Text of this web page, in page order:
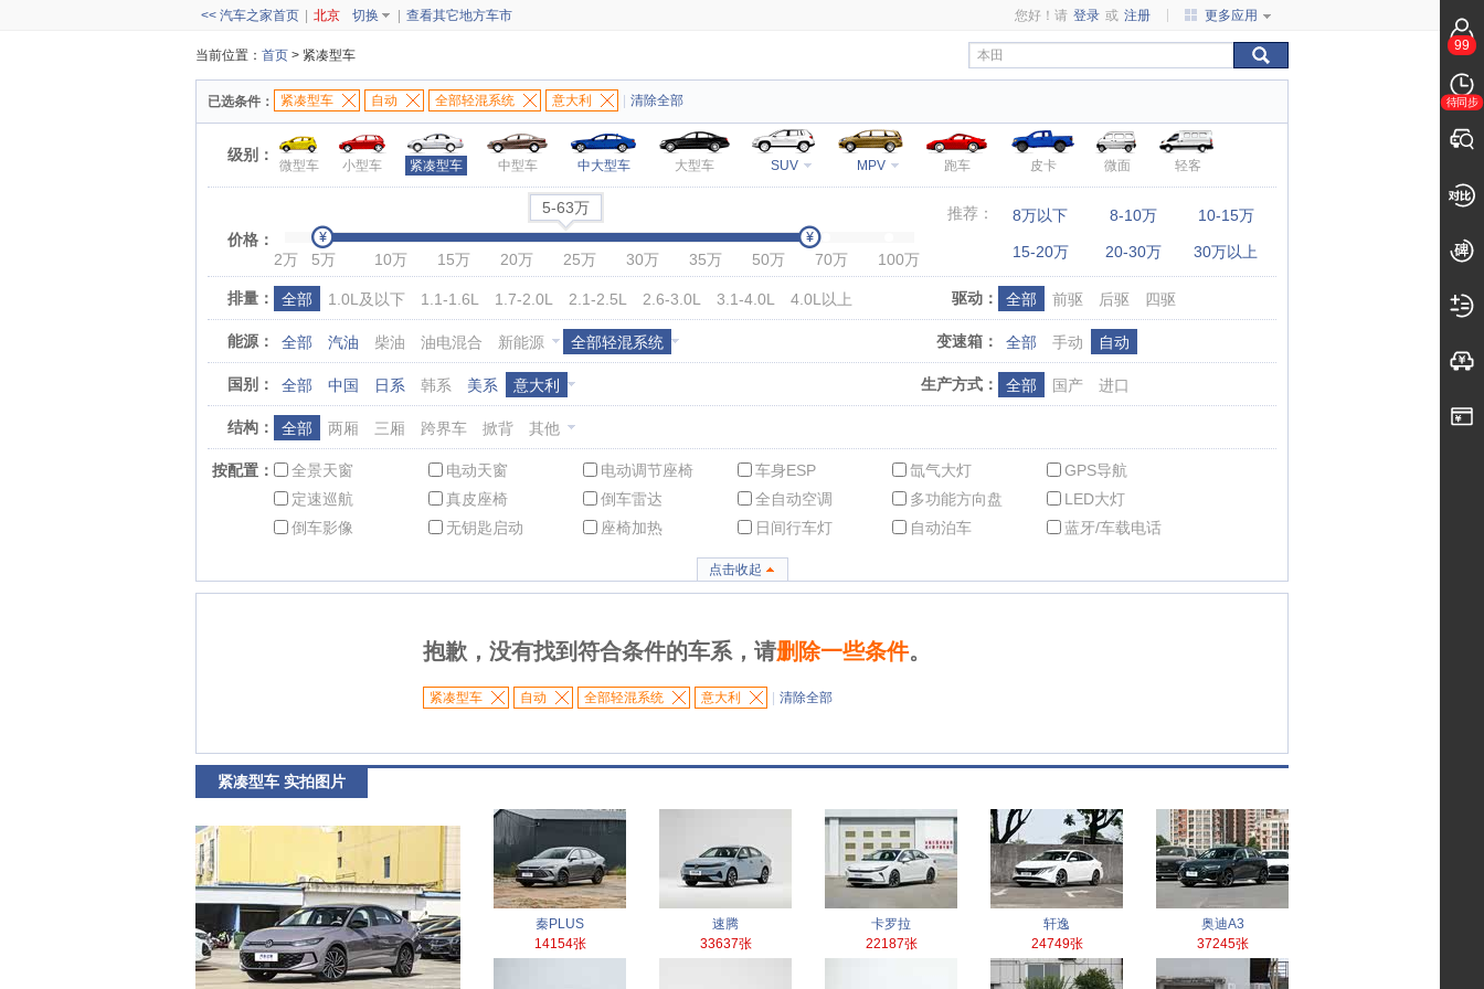
<< 汽车之家首页 北京 切换 查看其它地方车市 更多应用
您好！请 登录 或 注册
当前位置： 首页 > 紧凑型车
已选条件： 紧凑型车 自动 全部轻混系统 意大利 清除全部
级别：
微型车 小型车 紧凑型车 中型车 中大型车 大型车 SUV MPV 跑车 皮卡 微面 轻客
价格：
5-63万
2万 5万 10万 15万 20万 25万 30万 35万 50万 70万 100万
推荐： 8万以下 8-10万 10-15万
15-20万 20-30万 30万以上
排量： 全部 1.0L及以下 1.1-1.6L 1.7-2.0L 2.1-2.5L 2.6-3.0L 3.1-4.0L 4.0L以上 驱动： 全部 前驱 后驱 四驱
能源： 全部 汽油 柴油 油电混合 新能源 全部轻混系统 变速箱： 全部 手动 自动
国别： 全部 中国 日系 韩系 美系 意大利 生产方式： 全部 国产 进口
结构： 全部 两厢 三厢 跨界车 掀背 其他
按配置： 全景天窗 电动天窗 电动调节座椅 车身ESP 氙气大灯
GPS导航
定速巡航
真皮座椅 倒车雷达 全自动空调 多功能方向盘
LED大灯
倒车影像
无钥匙启动 座椅加热 日间行车灯 自动泊车 蓝牙/车载电话
点击收起
抱歉，没有找到符合条件的车系，请删除一些条件。
紧凑型车 自动 全部轻混系统 意大利 清除全部
紧凑型车 实拍图片
秦PLUS
14154张
速腾
33637张
卡罗拉
22187张
轩逸
24749张
奥迪A3
37245张
99
待同步